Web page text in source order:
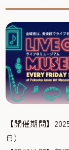
【開催期間】
日）